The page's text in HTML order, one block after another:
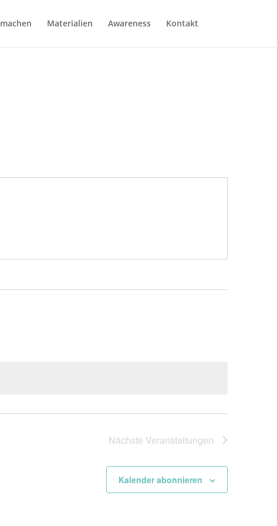
Materialien Awareness Kontakt
Nächste Veranstaltungen
Kalender abonnieren